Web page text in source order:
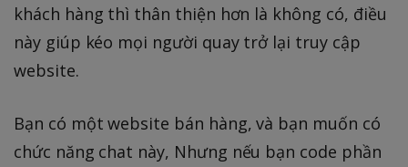
khách hàng thì thân thiện hơn là không có, điều
này giúp kéo mọi người quay trở lại truy cập
website.
Bạn có một website bán hàng, và bạn muốn có
chức năng chat này, Nhưng nếu bạn code phần